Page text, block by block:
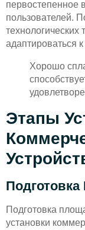
первостепенное
пользователей.
адаптироваться
Хорошо
Этапы
Подготовка
установки